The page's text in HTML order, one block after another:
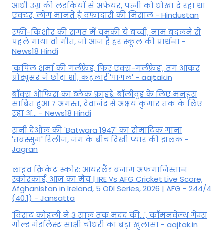
आधी उम्र की लड़कियों से अफेयर, पत्नी को धोखा दे रहा था
एक्टर, लोग मानते हैं वफादारी की मिसाल - Hindustan
रफी-किशोर की संगत में चमकी ये बच्ची, नाम बदलने से
पहले गाया वो गीत, जो आज है हर स्कूल की प्रार्थना -
News18 Hindi
'कपिल शर्मा की गर्लफ्रेंड, फिर एक्स-गर्लफ्रेंड', तंग आकर
प्रोड्यूसर ने छोड़ा शो, कहलाई 'पागल' - aajtak.in
बॉक्स ऑफिस का ब्लैक फ्राइडे: बॉलीवुड के लिए मनहूस
साबित हुआ 7 अगस्त, देवानंद से अक्षय कुमार तक के लिए
रहा अ... - News18 Hindi
सनी देओल की 'Batwara 1947' का रोमांटिक गाना
'तबस्सुम' रिलीज, जंग के बीच दिखी प्यार की झलक -
Jagran
लाइव क्रिकेट स्कोर: आयरलैंड बनाम अफगानिस्तान
स्कोरकार्ड, आज का मैच | IRE Vs AFG Cricket Live Score,
Afghanistan in Ireland, 5 ODI Series, 2026 | AFG - 244/4
(40.1) - Jansatta
'विराट कोहली ने 3 साल तक मदद की...', कॉमनवेल्थ गेम्स
गोल्ड मेडलिस्ट साक्षी चौधरी का बड़ा खुलासा - aajtak.in